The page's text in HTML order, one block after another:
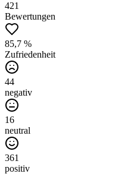
421
Bewertungen
85,7 %
Zufriedenheit
44
negativ
16
neutral
361
positiv